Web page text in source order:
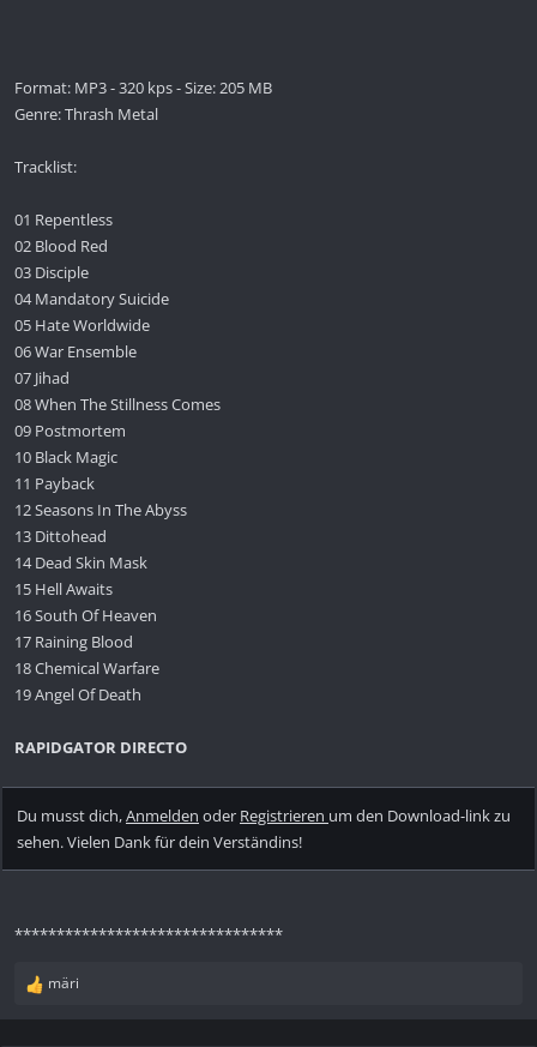
Format: MP3 - 320 kps - Size: 205 MB
Genre: Thrash Metal
Tracklist:
01 Repentless
02 Blood Red
03 Disciple
04 Mandatory Suicide
05 Hate Worldwide
06 War Ensemble
07 Jihad
08 When The Stillness Comes
09 Postmortem
10 Black Magic
11 Payback
12 Seasons In The Abyss
13 Dittohead
14 Dead Skin Mask
15 Hell Awaits
16 South Of Heaven
17 Raining Blood
18 Chemical Warfare
19 Angel Of Death
RAPIDGATOR DIRECTO
Du musst dich,Anmelden oder Registrieren um den Download-link zu
sehen. Vielen Dank für dein Verständins!
********************************
R
märi